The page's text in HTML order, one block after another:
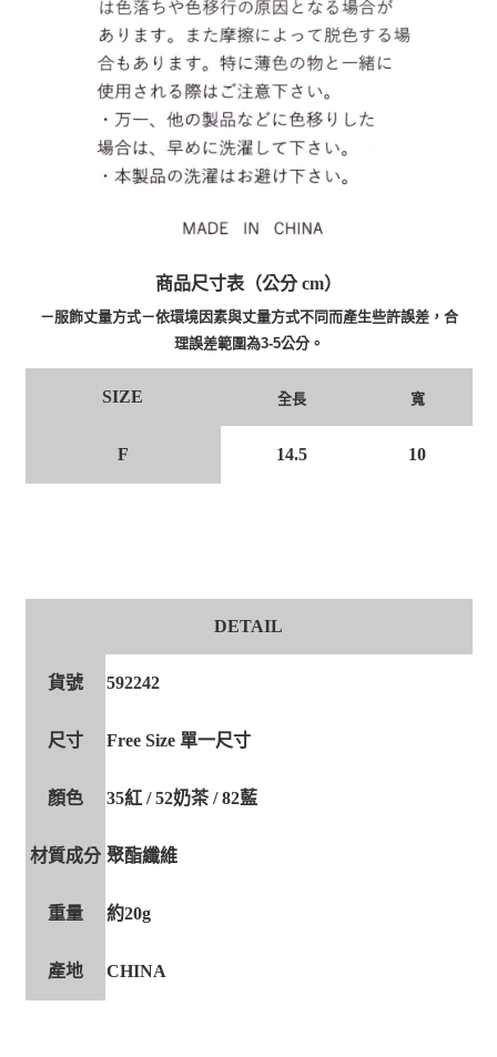
商品尺寸表（公分 cm）
－服飾丈量方式－依環境因素與丈量方式不同而產生些許誤差，合
理誤差範圍為3-5公分。
SIZE 全長 寬
F 14.5 10
DETAIL
貨號 592242
尺寸 Free Size 單一尺寸
顏色 35紅 / 52奶茶 / 82藍
材質成分 聚酯纖維
重量 約20g
產地 CHINA